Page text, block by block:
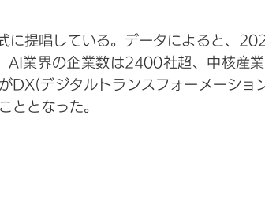
提唱している。データによると、
業界の企業数は2400社超、中核産
デジタルトランスフォーメーショ
ととなった。